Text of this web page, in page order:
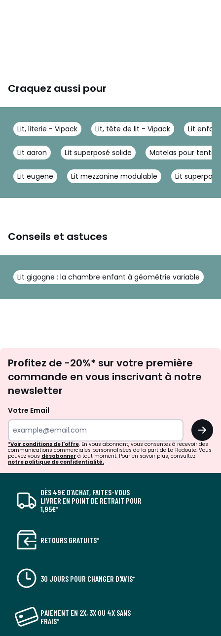
Craquez aussi pour
Lit, literie - Vipack Lit, tête de lit - Vipack Lit
Lit aaron Lit superposé solide Matelas pour tente
Lit eugene Lit mezzanine modulable Lit
Conseils et astuces
Lit gigogne : la chambre enfant à géométrie variable
newsletter
Profitez de -20%* sur votre première
commande en vous inscrivant à notre
newsletter
Votre Email
OK
*Voir conditions de l'offre. En vous abonnant, vous consentez à recevoir des
communications commerciales personnalisées de la part de La Redoute. Vous
pouvez vous désabonner à tout moment. Pour en savoir plus, consultez
notre politique de confidentialité.
DÈS 49€ D’ACHAT, FAITES-VOUS
LIVRER EN POINT DE RETRAIT POUR
1,95€*
RETOURS GRATUITS*
30 JOURS POUR CHANGER D'AVIS*
PAIEMENT EN 2X, 3X OU 4X SANS
FRAIS*